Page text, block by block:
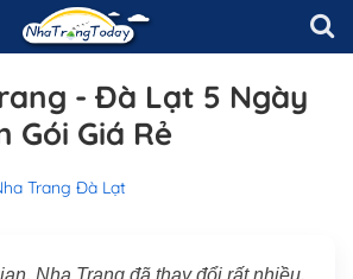
- Đà Lạt 5 Ngày
Gói Giá Rẻ
Trang Đà Lạt
Nha Trang đã thay đổi rất nhiều,